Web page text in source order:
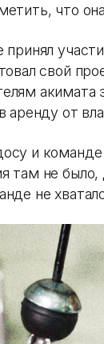
что
принял
свой
акимата
аренду от
и команде
там не
не